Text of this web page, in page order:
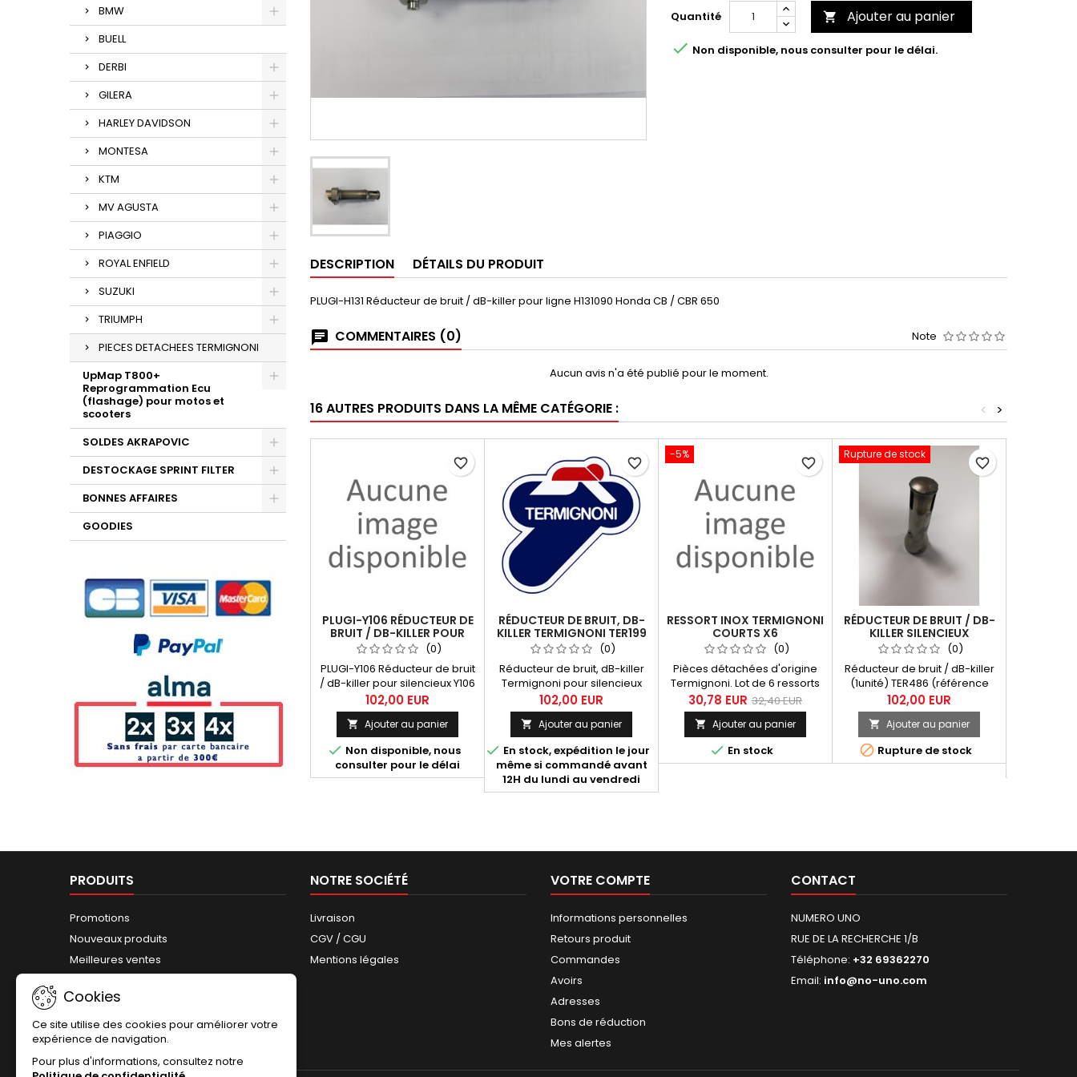
BMW
BUELL
DERBI
GILERA
HARLEY DAVIDSON
MONTESA
KTM
MV AGUSTA
PIAGGIO
ROYAL ENFIELD
SUZUKI
TRIUMPH
PIECES DETACHEES TERMIGNONI
UpMap T800+
Reprogrammation Ecu
(flashage) pour motos et
scooters
SOLDES AKRAPOVIC
DESTOCKAGE SPRINT FILTER
BONNES AFFAIRES
GOODIES
Quantité
 Ajouter au panier
 Non disponible, nous consulter pour le délai.
DESCRIPTION DÉTAILS DU PRODUIT
PLUGI-H131 Réducteur de bruit / dB-killer pour ligne H131090 Honda CB / CBR 650
COMMENTAIRES (0) Note
Aucun avis n'a été publié pour le moment.
16 AUTRES PRODUITS DANS LA MÊME CATÉGORIE : >
<
PLUGI-Y106 RÉDUCTEUR DE
BRUIT / DB-KILLER POUR
SILENCIEUX Y106
(0)
PLUGI-Y106 Réducteur de bruit
/ dB-killer pour silencieux Y106
102,00 EUR
 Ajouter au panier
 Non disponible, nous
consulter pour le délai
favorite_border
RÉDUCTEUR DE BRUIT, DB-
KILLER TERMIGNONI TER199
(0)
Réducteur de bruit, dB-killer
Termignoni pour silencieux
H075 (Honda) et ligne HD02
(Harley Davidson)
102,00 EUR
 Ajouter au panier
 En stock, expédition le jour
même si commandé avant
12H du lundi au vendredi
favorite_border
-5%
RESSORT INOX TERMIGNONI
COURTS X6
(0)
Pièces détachées d'origine
Termignoni. Lot de 6 ressorts
inox avec caoutchouc anti-
vibrations court x6.
Compatibles échappements
moto Termignoni.
30,78 EUR 32,40 EUR
 Ajouter au panier
 En stock
favorite_border
Rupture de stock
RÉDUCTEUR DE BRUIT / DB-
KILLER SILENCIEUX
HOMOLOGUÉ DUCATI
MONSTER
(0)
Réducteur de bruit / dB-killer
(1unité) TER486 (référence
Ducati 96410631A) Destiné aux
échappements suivants :
Ducati Monster, référence
Ducati 96480321A, référence
Termignoni D145 (homologué)
102,00 EUR
 Ajouter au panier
 Rupture de stock
favorite_border
PRODUITS
Promotions
Nouveaux produits
Meilleures ventes
NOTRE SOCIÉTÉ
Livraison
CGV / CGU
Mentions légales
VOTRE COMPTE
Informations personnelles
Retours produit
Commandes
Avoirs
Adresses
Bons de réduction
Mes alertes
CONTACT
NUMERO UNO
RUE DE LA RECHERCHE 1/B
Téléphone: +32 69362270
Email: info@no-uno.com
Cookies
Ce site utilise des cookies pour améliorer votre
expérience de navigation.
Pour plus d'informations, consultez notre